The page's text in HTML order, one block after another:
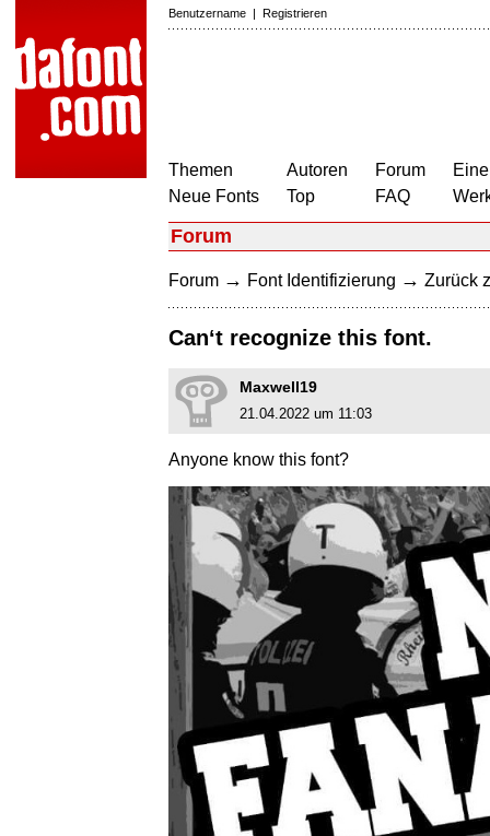
Benutzername | Registrieren
Themen
Neue Fonts
Autoren
Top
Forum
FAQ
Forum
Forum → Font Identifizierung → Zurück
Can‘t recognize this font.
Maxwell19
21.04.2022 um 11:03
Anyone know this font?